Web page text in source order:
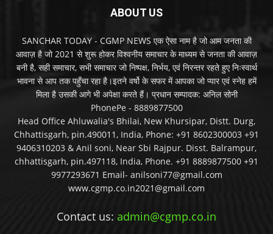
ABOUT US
SANCHAR TODAY - CGMP NEWS एक ऐसा नाम है जो आम जनता की
आवाज़ है जो 2021 से शुरू होकर विश्वनीय समाचार के माध्यम से जनता की आवाज़
बनी है, सही समाचार, सभी समाचार जो निष्पक्ष, निर्भय, एवं निरन्तर रहते हुए निःस्वार्थ
भावना से आप तक पहुँचा रहा है।इतने वर्षो के सफर में आपका जो प्यार एवं स्नेह हमें
मिला है उसकी आगे भी अपेक्षा करते हैं। प्रधान सम्पादक: अनिल सोनी
PhonePe - 8889877500
Head Office Ahluwalia's Bhilai, New Khursipar, Distt. Durg,
Chhattisgarh, pin.490011, India, Phone: +91 8602300003 +91
9406310203 & Anil soni, Near Sbi Rajpur. Disst. Balrampur,
chhattisgarh, pin.497118, India, Phone. +91 8889877500 +91
9977293671 Email- anilsoni77@gmail.com
www.cgmp.co.in2021@gmail.com
Contact us: admin@cgmp.co.in